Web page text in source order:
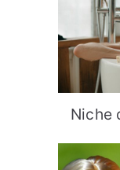
Niche